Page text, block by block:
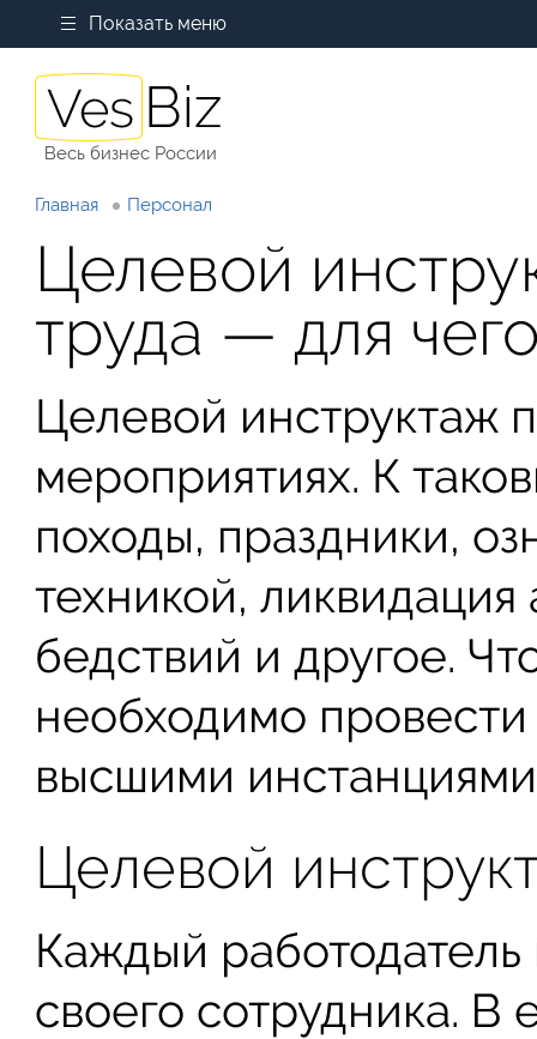
Показать меню
Весь бизнес России
Главная Персонал
Целевой
труда — для
Целевой инструктаж
мероприятиях. К
походы, праздники,
техникой,
бедствий и другое.
необходимо провести
высшими
Целевой
Каждый работодатель
своего сотрудника. В